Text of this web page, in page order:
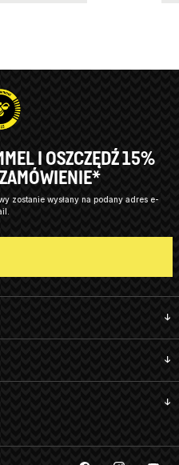
I OSZCZĘDŹ 15%
zostanie wysłany na podany adres e-